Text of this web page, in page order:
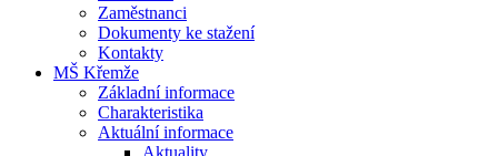
Zaměstnanci
Dokumenty ke stažení
Kontakty
MŠ Křemže
Základní informace
Charakteristika
Aktuální informace
Aktuality